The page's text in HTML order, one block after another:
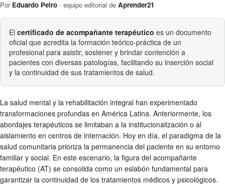
Por Eduardo Peiro · equipo editorial de Aprender21
El certificado de acompañante terapéutico es un documento
oficial que acredita la formación teórico-práctica de un
profesional para asistir, sostener y brindar contención a
pacientes con diversas patologías, facilitando su inserción social
y la continuidad de sus tratamientos de salud.
La salud mental y la rehabilitación integral han experimentado
transformaciones profundas en América Latina. Anteriormente, los
abordajes terapéuticos se limitaban a la institucionalización o al
aislamiento en centros de internación. Hoy en día, el paradigma de la
salud comunitaria prioriza la permanencia del paciente en su entorno
familiar y social. En este escenario, la figura del acompañante
terapéutico (AT) se consolida como un eslabón fundamental para
garantizar la continuidad de los tratamientos médicos y psicológicos.